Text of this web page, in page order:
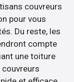
couvreurs
pour vous
Du reste, les
compte
une toiture
couvreurs